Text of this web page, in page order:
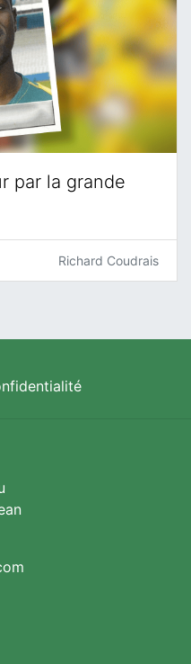
par la grande
Richard Coudrais